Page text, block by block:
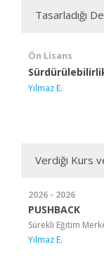
Tasarladığı
Ön Lisans
Yılmaz E.
Verdiği Kurs
2026 - 2026
PUSHBACK
Sürekli Eğitim
Yılmaz E.